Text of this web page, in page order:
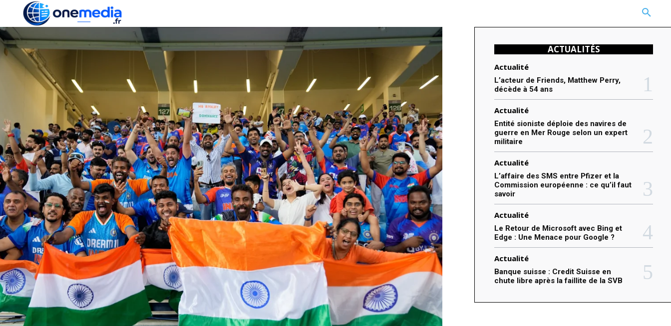
MORE
ACTUALITÉS
Actualité
L’acteur de Friends, Matthew Perry,
décède à 54 ans
Actualité
Entité sioniste déploie des navires de
guerre en Mer Rouge selon un expert
militaire
Actualité
L’affaire des SMS entre Pfizer et la
Commission européenne : ce qu’il faut
savoir
Actualité
Le Retour de Microsoft avec Bing et
Edge : Une Menace pour Google ?
Actualité
Banque suisse : Credit Suisse en
chute libre après la faillite de la SVB